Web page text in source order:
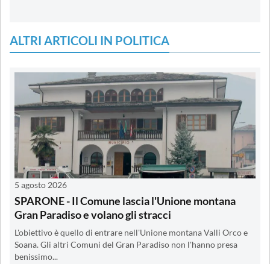
ALTRI ARTICOLI IN POLITICA
5 agosto 2026
SPARONE - Il Comune lascia l'Unione montana
Gran Paradiso e volano gli stracci
L'obiettivo è quello di entrare nell'Unione montana Valli Orco e
Soana. Gli altri Comuni del Gran Paradiso non l'hanno presa
benissimo...